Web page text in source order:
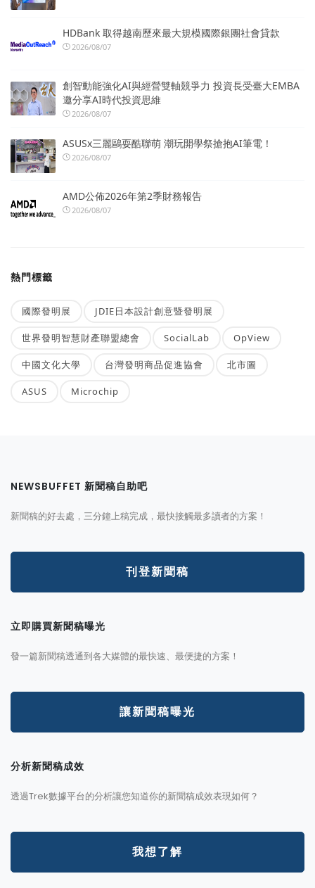
HDBank 取得越南歷來最大規模國際銀團社會貸款
2026/08/07
創智動能強化AI與經營雙軸競爭力 投資長受臺大EMBA
邀分享AI時代投資思維
2026/08/07
ASUSx三麗鷗耍酷聯萌 潮玩開學祭搶抱AI筆電！
2026/08/07
AMD公佈2026年第2季財務報告
2026/08/07
熱門標籤
國際發明展 JDIE日本設計創意暨發明展
世界發明智慧財產聯盟總會 SocialLab OpView
中國文化大學 台灣發明商品促進協會 北市圖
ASUS Microchip
NEWSBUFFET 新聞稿自助吧
新聞稿的好去處，三分鐘上稿完成，最快接觸最多讀者的方案！
刊登新聞稿
立即購買新聞稿曝光
發一篇新聞稿透通到各大媒體的最快速、最便捷的方案！
讓新聞稿曝光
分析新聞稿成效
透過Trek數據平台的分析讓您知道你的新聞稿成效表現如何？
我想了解